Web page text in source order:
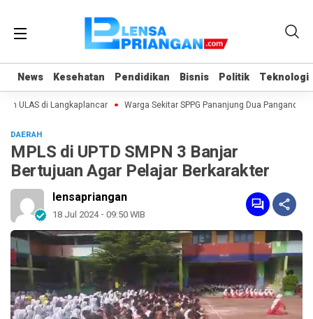
News Kesehatan Pendidikan Bisnis Politik Teknologi
News Kesehatan Pendidikan Bisnis Politik Teknologi
ULAS di Langkaplancar Warga Sekitar SPPG Pananjung Dua
DAERAH
MPLS di UPTD SMPN 3 Banjar
Bertujuan Agar Pelajar Berkarakter
lensapriangan
18 Jul 2024 - 09:50 WIB